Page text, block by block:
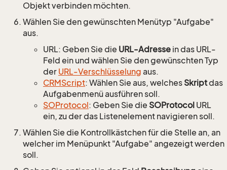
Objekt verbinden möchten.
Wählen Sie den gewünschten Menütyp "Aufgabe"
aus.
URL: Geben Sie die URL-Adresse in das URL-
Feld ein und wählen Sie den gewünschten Typ
der URL-Verschlüsselung aus.
CRMScript: Wählen Sie aus, welches Skriptdas
Aufgabenmenü ausführen soll.
SOProtocol: Geben Sie die SOProtocol URL
ein, zu der das Listenelement navigieren soll.
Wählen Sie die Kontrollkästchen für die Stelle an, an
welcher im Menüpunkt "Aufgabe" angezeigt werden
soll.